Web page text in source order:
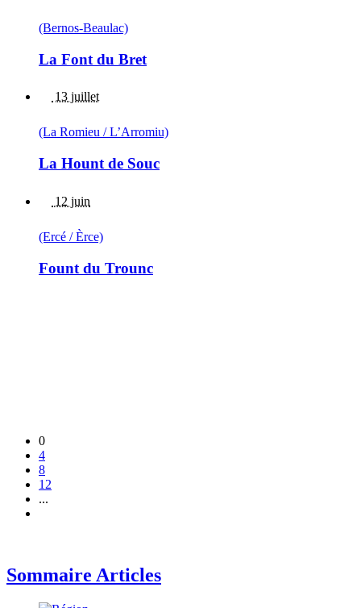
(Bernos-Beaulac)
La Font du Bret
13 juillet
(La Romieu / L’Arromiu)
La Hount de Souc
12 juin
(Ercé / Èrce)
Fount du Trounc
0
4
8
12
...
Sommaire Articles